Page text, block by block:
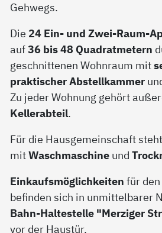
Die 24 Ein- und Zwei-Raum-
auf36 bis 48 Quadratmetern
geschnittenen Wohnraum mit
praktischer Abstellkammer
Zu jeder Wohnung gehört
Kellerabteil.
Für die Hausgemeinschaft
mitWaschmaschine und
Einkaufsmöglichkeiten für
befinden sich in unmittelbarer
Bahn-Haltestelle "Merziger
vor der Haustür.